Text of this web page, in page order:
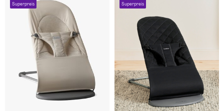
Superpreis Superpreis